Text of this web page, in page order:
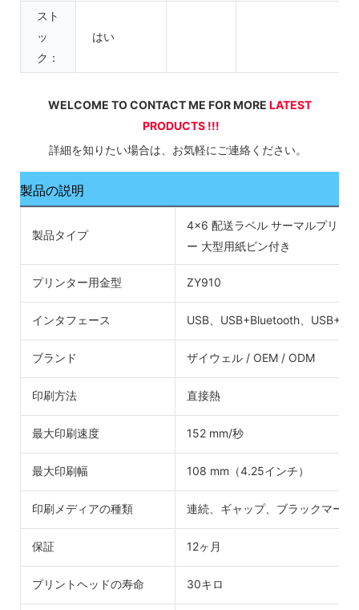
スト
ッ
ク：
はい
WELCOME TO CONTACT ME FOR MORE LATEST
PRODUCTS !!!
詳細を知りたい場合は、お気軽にご連絡ください。
製品の説明
製品タイプ
4x6 配送ラベル サーマルプリン
ー 大型用紙ビン付き
プリンター用金型 ZY910
インタフェース USB、USB+Bluetooth、
ブランド ザイウェル / OEM / ODM
印刷方法 直接熱
最大印刷速度 152 mm/秒
最大印刷幅 108 mm（4.25インチ）
印刷メディアの種類 連続、ギャップ、ブラックマー
保証 12ヶ月
プリントヘッドの寿命 30キロ